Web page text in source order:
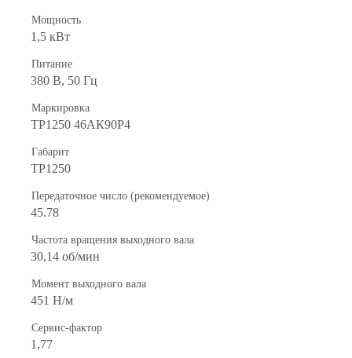
Мощность
1,5 кВт
Питание
380 В, 50 Гц
Маркировка
ТР1250 46АК90Р4
Габарит
ТР1250
Передаточное число (рекомендуемое)
45.78
Частота вращения выходного вала
30,14 об/мин
Момент выходного вала
451 Н/м
Сервис-фактор
1,77